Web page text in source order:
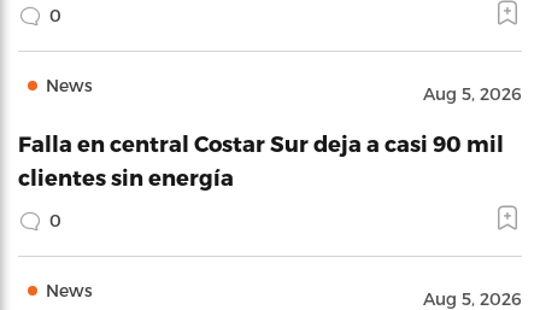
0
News Aug 5, 2026
Falla en central Costar Sur deja a casi 90 mil
clientes sin energía
0
News Aug 5, 2026